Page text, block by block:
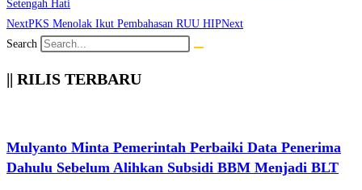
Setengah Hati
NextPKS Menolak Ikut Pembahasan RUU HIPNext
Search
|| RILIS TERBARU
Mulyanto Minta Pemerintah Perbaiki Data Penerima
Dahulu Sebelum Alihkan Subsidi BBM Menjadi BLT